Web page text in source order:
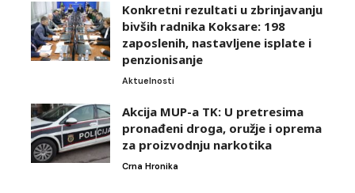
Konkretni rezultati u zbrinjavanju
bivših radnika Koksare: 198
zaposlenih, nastavljene isplate i
penzionisanje
Aktuelnosti
Akcija MUP-a TK: U pretresima
pronađeni droga, oružje i oprema
za proizvodnju narkotika
Crna Hronika